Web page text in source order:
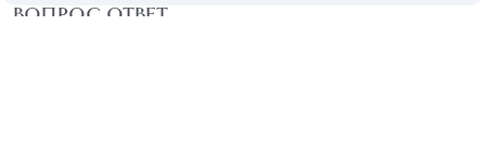
ВОПРОС ОТВЕТ